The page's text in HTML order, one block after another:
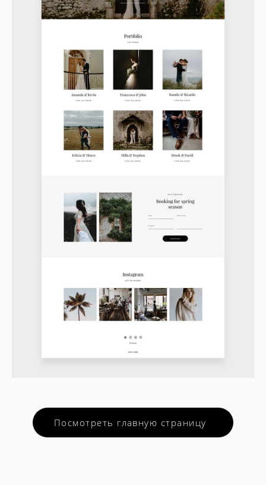
Посмотреть главную страницу